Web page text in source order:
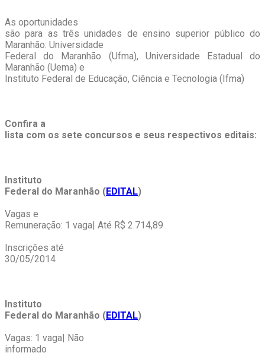
As oportunidades
são para as três unidades de ensino superior público do
Maranhão: Universidade
Federal do Maranhão (Ufma), Universidade Estadual do
Maranhão (Uema) e
Instituto Federal de Educação, Ciência e Tecnologia (Ifma)
Confira a
lista com os sete concursos e seus respectivos editais:
Instituto
Federal do Maranhão (EDITAL)
Vagas e
Remuneração: 1 vaga| Até R$ 2.714,89
Inscrições até
30/05/2014
Instituto
Federal do Maranhão (EDITAL)
Vagas: 1 vaga| Não
informado